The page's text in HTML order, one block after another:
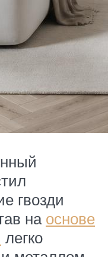
гвозди
на основе
легко